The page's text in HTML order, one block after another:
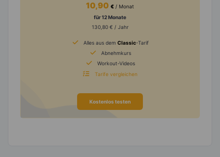
10,90 € / Monat
für 12 Monate
130,80 € / Jahr
Alles aus dem Classic-Tarif
Abnehmkurs
Workout-Videos
Tarife vergleichen
Kostenlos testen